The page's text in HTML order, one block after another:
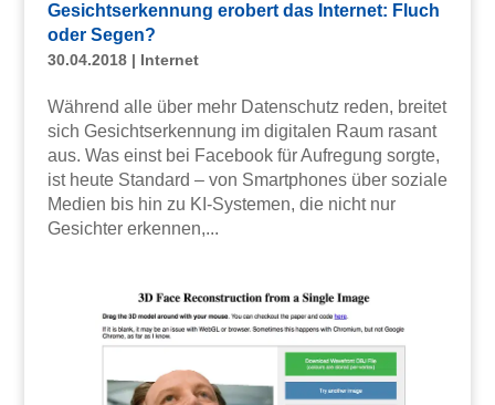
Gesichtserkennung erobert das Internet: Fluch
oder Segen?
30.04.2018| Internet
Während alle über mehr Datenschutz reden, breitet
sich Gesichtserkennung im digitalen Raum rasant
aus. Was einst bei Facebook für Aufregung sorgte,
ist heute Standard – von Smartphones über soziale
Medien bis hin zu KI-Systemen, die nicht nur
Gesichter erkennen,...